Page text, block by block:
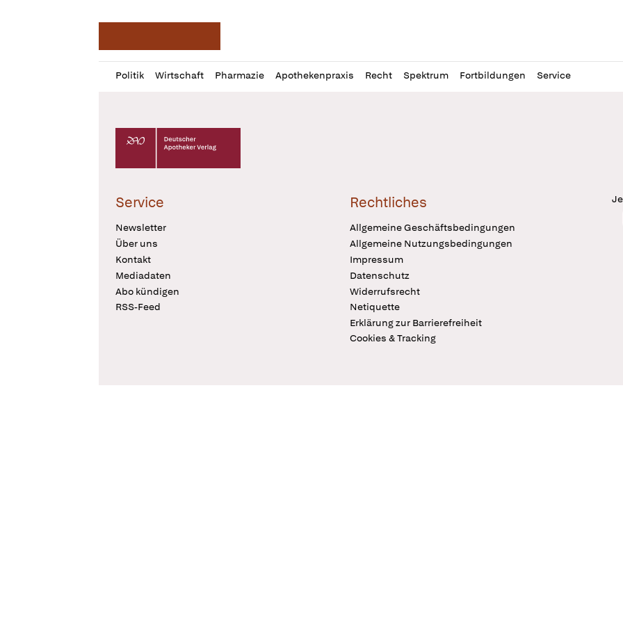
Politik Wirtschaft Pharmazie Apothekenpraxis Recht Spektrum Fortbildungen Service
Profil
öffnen
Daz
Pur
Deutscher Apotheker Verlag Logo
Service
Newsletter
Über uns
Kontakt
Mediadaten
Abo kündigen
RSS-Feed
Rechtliches
Allgemeine Geschäftsbedingungen
Allgemeine Nutzungsbedingungen
Impressum
Datenschutz
Widerrufsrecht
Netiquette
Erklärung zur Barrierefreiheit
Cookies & Tracking